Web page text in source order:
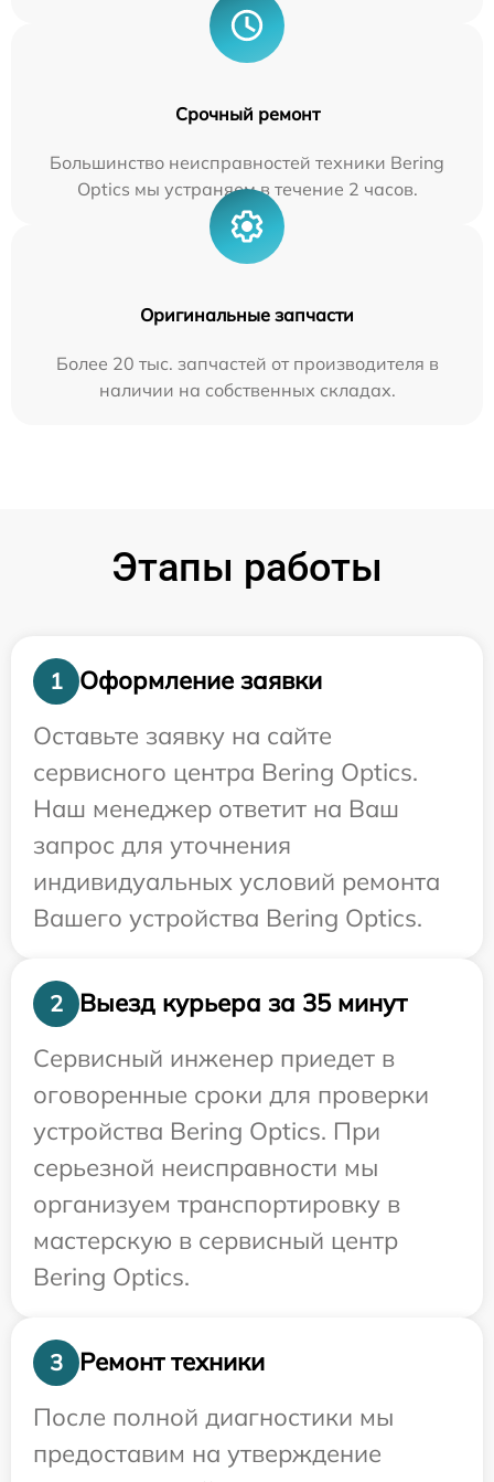
Срочный ремонт
Большинство неисправностей техники Bering
Optics мы устраняем в течение 2 часов.
Оригинальные запчасти
Более 20 тыс. запчастей от производителя в
наличии на собственных складах.
Этапы работы
1
Оформление заявки
Оставьте заявку на сайте
сервисного центра Bering Optics.
Наш менеджер ответит на Ваш
запрос для уточнения
индивидуальных условий ремонта
Вашего устройства Bering Optics.
2
Выезд курьера за 35 минут
Сервисный инженер приедет в
оговоренные сроки для проверки
устройства Bering Optics. При
серьезной неисправности мы
организуем транспортировку в
мастерскую в сервисный центр
Bering Optics.
3
Ремонт техники
После полной диагностики мы
предоставим на утверждение